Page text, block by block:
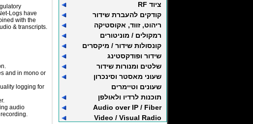
ציוד RF
קודקים להעברת שידור
ריהוט, זווד, אקוסטיקה
רמקולים / מוניטורים
קונסולות שידור / מיקסרים
שידור ופודקסטינג
שלטים ומנורות שידור
שעוני מאסטר וסינכרון
שעונים וטיימרים
תוכנות לרדיו ולאולפן
Audio over IP / Fiber
Video / Visual Radio
Logs have
with the
& transcripts.
and in mono or
logging for
audio